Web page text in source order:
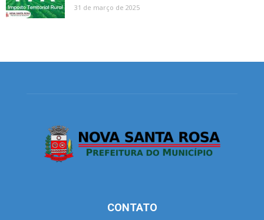
31 de março de 2025
CONTATO